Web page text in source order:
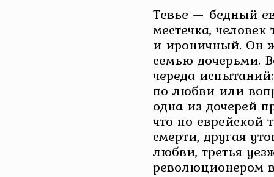
Тевье — бедный
местечка,
и ироничный. Он
семью дочерьми.
череда
по любви или
одна из дочерей
что по еврейской
смерти, другая
любви, третья
революционером